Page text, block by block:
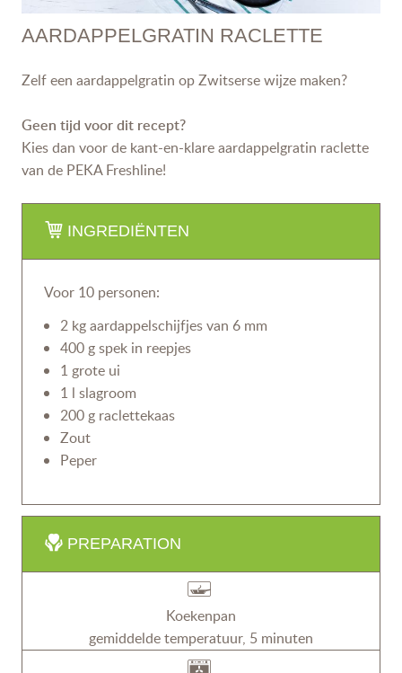
AARDAPPELGRATIN RACLETTE
Zelf een aardappelgratin op Zwitserse wijze maken?
Geen tijd voor dit recept?
Kies dan voor de kant-en-klare aardappelgratin raclette
van de PEKA Freshline!
INGREDIËNTEN
Voor 10 personen:
2 kg aardappelschijfjes van 6 mm
400 g spek in reepjes
1 grote ui
1 l slagroom
200 g raclettekaas
Zout
Peper
PREPARATION
Koekenpan
gemiddelde temperatuur, 5 minuten